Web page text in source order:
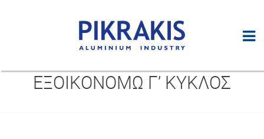
ΕΞΟΙΚΟΝΟΜΩ Γ’ ΚΥΚΛΟΣ